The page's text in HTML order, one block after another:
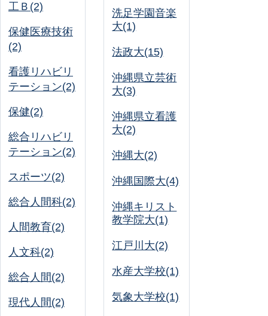
工Ｂ(2)
保健医療技術
(2)
看護リハビリ
テーション(2)
保健(2)
総合リハビリ
テーション(2)
スポーツ(2)
総合人間科(2)
人間教育(2)
人文科(2)
総合人間(2)
現代人間(2)
洗足学園音楽
大(1)
法政大(15)
沖縄県立芸術
大(3)
沖縄県立看護
大(2)
沖縄大(2)
沖縄国際大(4)
沖縄キリスト
教学院大(1)
江戸川大(2)
水産大学校(1)
気象大学校(1)